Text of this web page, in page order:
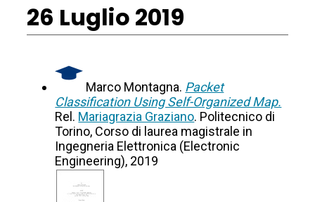
26 Luglio 2019
Marco Montagna. Packet
Classification Using Self-Organized Map.
Rel. Mariagrazia Graziano. Politecnico di
Torino, Corso di laurea magistrale in
Ingegneria Elettronica (Electronic
Engineering), 2019